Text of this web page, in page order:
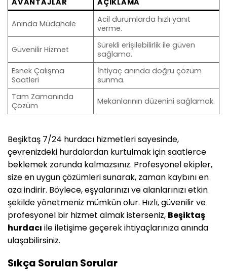
AVANTAJLAR AÇIKLAMA
Anında Müdahale
Acil durumlarda hızlı yanıt
verme.
Güvenilir Hizmet
Sürekli erişilebilirlik ile güven
sağlama.
Esnek Çalışma
Saatleri
İhtiyaç anında doğru çözüm
sunma.
Tam Zamanında
Çözüm
Mekanlarının düzenini sağlamak.
Beşiktaş 7/24 hurdacı hizmetleri sayesinde,
çevrenizdeki hurdalardan kurtulmak için saatlerce
beklemek zorunda kalmazsınız. Profesyonel ekipler,
size en uygun çözümleri sunarak, zaman kaybını en
aza indirir. Böylece, eşyalarınızı ve alanlarınızı etkin
şekilde yönetmeniz mümkün olur. Hızlı, güvenilir ve
profesyonel bir hizmet almak isterseniz, Beşiktaş
hurdacı ile iletişime geçerek ihtiyaçlarınıza anında
ulaşabilirsiniz.
Sıkça Sorulan Sorular